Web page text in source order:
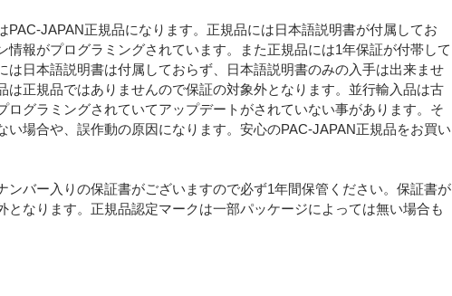
PAC-JAPAN正規品になります。正規品には日本語説明書が付属してお
情報がプログラミングされています。また正規品には1年保証が付帯して
は日本語説明書は付属しておらず、日本語説明書のみの入手は出来ませ
は正規品ではありませんので保証の対象外となります。並行輸入品は古
ログラミングされていてアップデートがされていない事があります。そ
い場合や、誤作動の原因になります。安心のPAC-JAPAN正規品をお買い
ンバー入りの保証書がございますので必ず1年間保管ください。保証書が
となります。正規品認定マークは一部パッケージによっては無い場合も